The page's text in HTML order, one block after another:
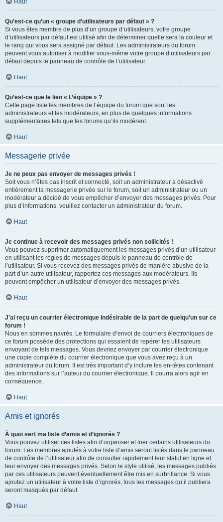
Haut
Qu’est-ce qu’un « groupe d’utilisateurs par défaut » ?
Si vous êtes membre de plus d’un groupe d’utilisateurs, votre groupe
d’utilisateurs par défaut est utilisé afin de déterminer quelle sera la couleur et
le rang qui vous sera assigné par défaut. Les administrateurs du forum
peuvent vous autoriser à modifier vous-même votre groupe d’utilisateurs par
défaut depuis le panneau de contrôle de l’utilisateur.
Haut
Qu’est-ce que le lien « L’équipe » ?
Cette page liste les membres de l’équipe du forum que sont les
administrateurs et les modérateurs, en plus de quelques informations
supplémentaires tels que les forums qu’ils modèrent.
Haut
Messagerie privée
Je ne peux pas envoyer de messages privés !
Soit vous n’êtes pas inscrit et connecté, soit un administrateur a désactivé
entièrement la messagerie privée sur le forum, soit un administrateur ou un
modérateur a décidé de vous empêcher d’envoyer des messages privés. Pour
plus d’informations, veuillez contacter un administrateur du forum.
Haut
Je continue à recevoir des messages privés non sollicités !
Vous pouvez supprimer automatiquement les messages privés d’un utilisateur
en utilisant les règles de messages depuis le panneau de contrôle de
l’utilisateur. Si vous recevez des messages privés de manière abusive de la
part d’un autre utilisateur, rapportez ces messages aux modérateurs. Ils
peuvent empêcher un utilisateur d’envoyer des messages privés.
Haut
J’ai reçu un courrier électronique indésirable de la part de quelqu’un sur ce
forum !
Nous en sommes navrés. Le formulaire d’envoi de courriers électroniques de
ce forum possède des protections qui essaient de repérer les utilisateurs
envoyant de tels messages. Vous devriez envoyer par courrier électronique
une copie complète du courrier électronique que vous avez reçu à un
administrateur du forum. Il est très important d’y inclure les en-têtes contenant
des informations sur l’auteur du courrier électronique. Il pourra alors agir en
conséquence.
Haut
Amis et ignorés
À quoi sert ma liste d’amis et d’ignorés ?
Vous pouvez utiliser ces listes afin d’organiser et trier certains utilisateurs du
forum. Les membres ajoutés à votre liste d’amis seront listés dans le panneau
de contrôle de l’utilisateur afin de consulter rapidement leur statut en ligne et
leur envoyer des messages privés. Selon le style utilisé, les messages publiés
par ces utilisateurs peuvent éventuellement être mis en surbrillance. Si vous
ajoutez un utilisateur à votre liste d’ignorés, tous les messages qu’il publiera
seront masqués par défaut.
Haut